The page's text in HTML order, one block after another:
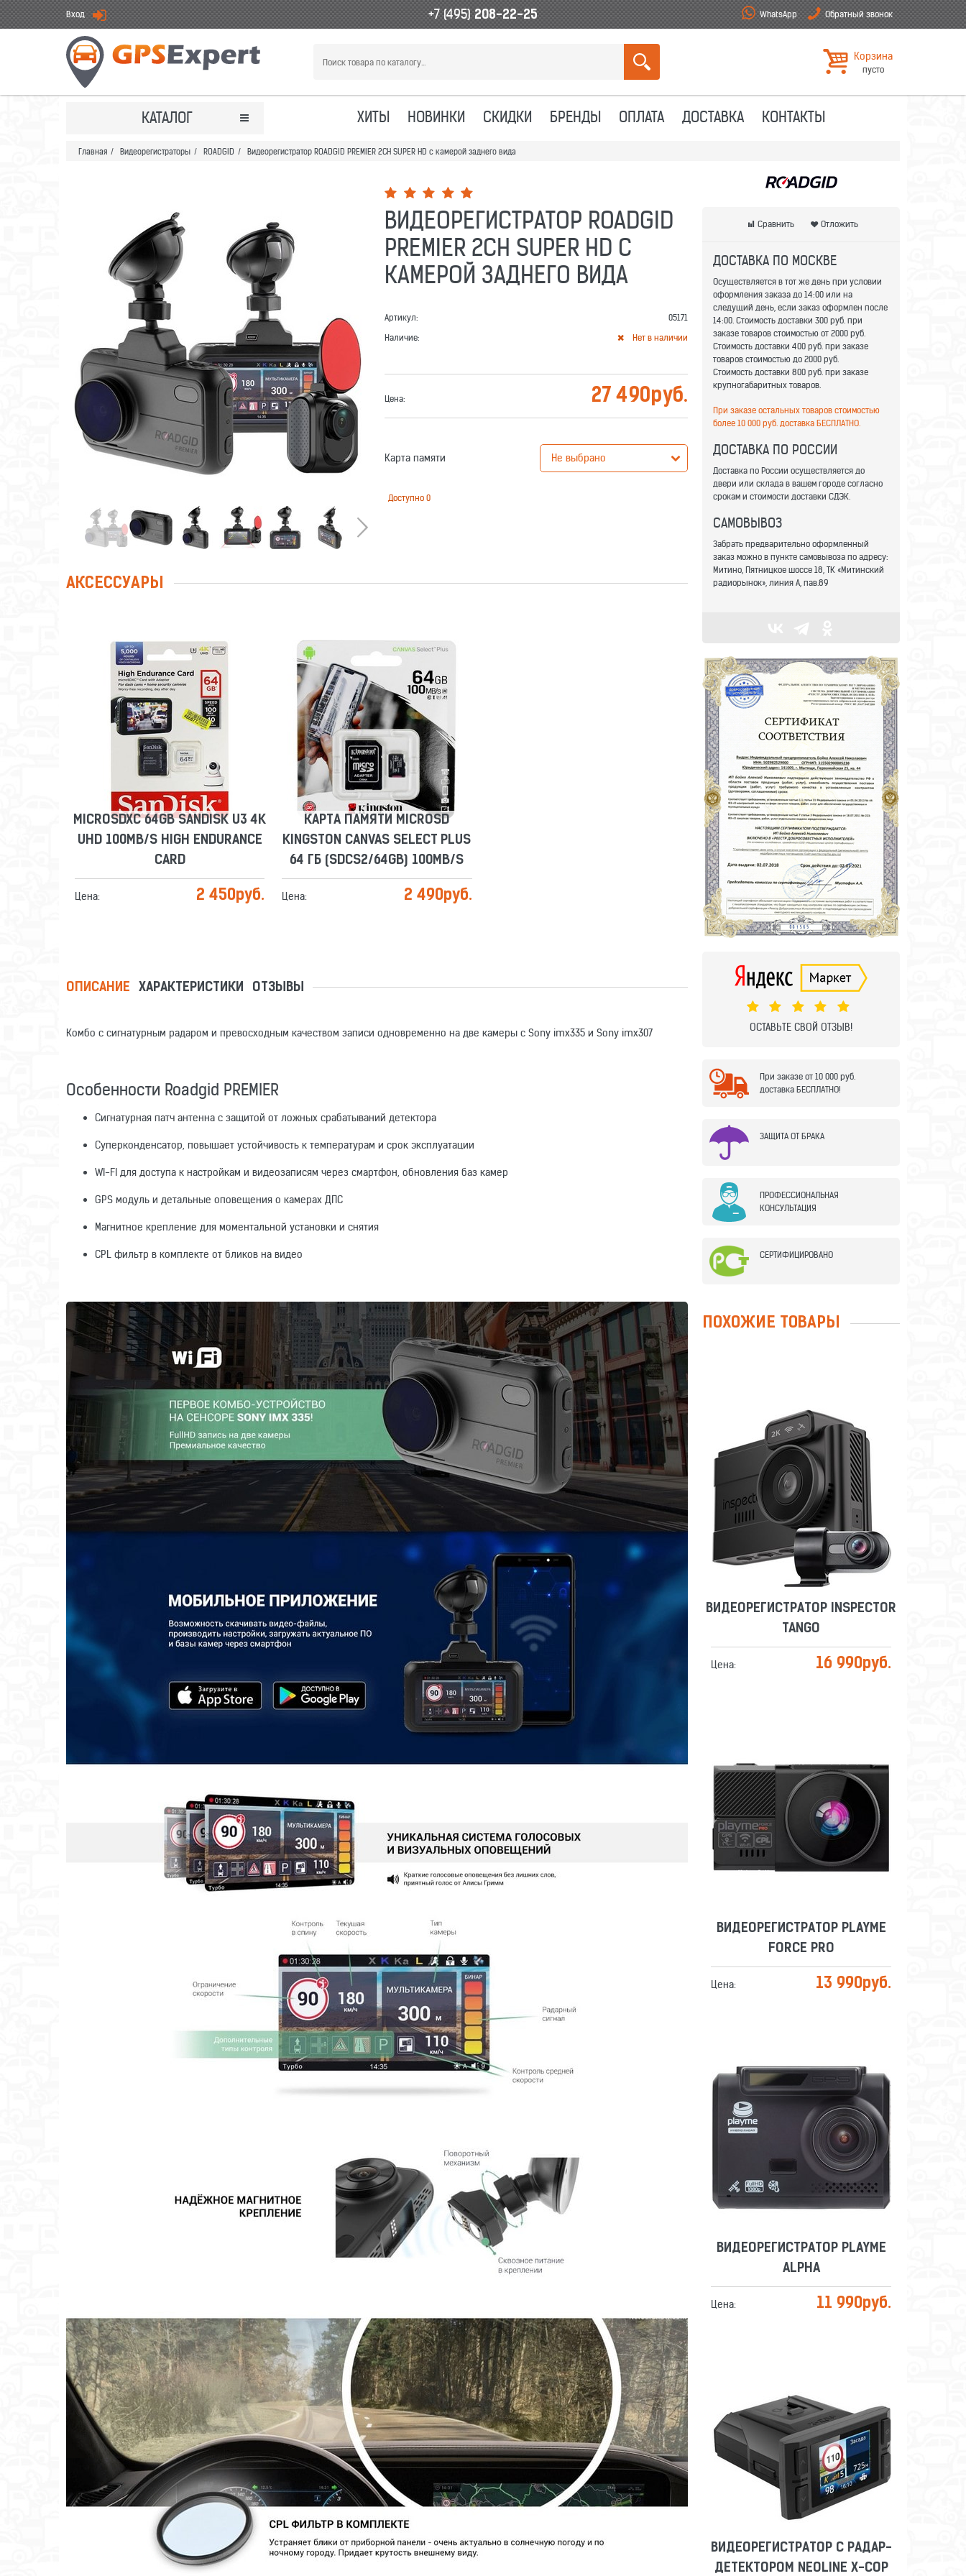
Вход +7 (495)208-22-25 WhatsApp Обратный звонок
Корзина
пусто
КАТАЛОГ ХИТЫ НОВИНКИ СКИДКИ БРЕНДЫ ОПЛАТА ДОСТАВКА КОНТАКТЫ
Главная / Видеорегистраторы / ROADGID / Видеорегистратор ROADGID PREMIER 2CH SUPER HD с камерой заднего вида
ВИДЕОРЕГИСТРАТОР ROADGID
PREMIER 2CH SUPER HD С
КАМЕРОЙ ЗАДНЕГО ВИДА
Артикул:
05171
Наличие:
Нет в наличии
Цена: 27 490 руб.
Карта памяти
Доступно 0
АКСЕССУАРЫ
MICROSDXC 64GB SANDISK U3 4K
UHD 100MB/S HIGH ENDURANCE
CARD
Сравнить Отложить
MICROSDXC 64GB SANDISK U3 4K
UHD 100MB/S HIGH ENDURANCE
CARD
Цена: 2 450руб.
КАРТА ПАМЯТИ MICROSD
KINGSTON CANVAS SELECT PLUS
64 ГБ (SDCS2/64GB) 100MB/S
Сравнить Отложить
КАРТА ПАМЯТИ MICROSD
KINGSTON CANVAS SELECT PLUS
64 ГБ (SDCS2/64GB) 100MB/S
Цена: 2 490руб.
ОПИСАНИЕ ХАРАКТЕРИСТИКИ ОТЗЫВЫ
Комбо с сигнатурным радаром и превосходным качеством записи одновременно на две камеры с Sony imx335 и Sony imx307
Особенности Roadgid PREMIER
Сигнатурная патч антенна с защитой от ложных срабатываний детектора
Суперконденсатор, повышает устойчивость к температурам и срок эксплуатации
WI-FI для доступа к настройкам и видеозаписям через смартфон, обновления баз камер
GPS модуль и детальные оповещения о камерах ДПС
Магнитное крепление для моментальной установки и снятия
CPL фильтр в комплекте от бликов на видео
Сравнить Отложить
ДОСТАВКА ПО МОСКВЕ
Осуществляется в тот же день при условии
оформления заказа до 14:00 или на
следущий день, если заказ оформлен после
14:00. Стоимость доставки 300 руб. при
заказе товаров стоимостью от 2000 руб.
Стоимость доставки 400 руб. при заказе
товаров стоимостью до 2000 руб.
Стоимость доставки 800 руб. при заказе
крупногабаритных товаров.
При заказе остальных товаров стоимостью
более 10 000 руб. доставка БЕСПЛАТНО.
ДОСТАВКА ПО РОССИИ
Доставка по России осуществляется до
двери или склада в вашем городе согласно
срокам и стоимости доставки СДЭК.
САМОВЫВОЗ
Забрать предварительно оформленный
заказ можно в пункте самовывоза по адресу:
Митино, Пятницкое шоссе 18, ТК «Митинский
радиорынок», линия А, пав.89
ОСТАВЬТЕ СВОЙ ОТЗЫВ!
При заказе от 10 000 руб.
доставка БЕСПЛАТНО!
ЗАЩИТА ОТ БРАКА
ПРОФЕССИОНАЛЬНАЯ
КОНСУЛЬТАЦИЯ
СЕРТИФИЦИРОВАНО
ПОХОЖИЕ ТОВАРЫ
ВИДЕОРЕГИСТРАТОР INSPECTOR
TANGO
Сравнить Отложить
ВИДЕОРЕГИСТРАТОР INSPECTOR
TANGO
Цена: 16 990руб.
ВИДЕОРЕГИСТРАТОР PLAYME
FORCE PRO
Сравнить Отложить
ВИДЕОРЕГИСТРАТОР PLAYME
FORCE PRO
Цена: 13 990руб.
ВИДЕОРЕГИСТРАТОР PLAYME
ALPHA
Сравнить Отложить
ВИДЕОРЕГИСТРАТОР PLAYME
ALPHA
Цена: 11 990руб.
ДЕТЕКТОРОМ NEOLINE X-COP
9100C
Сравнить Отложить
ВИДЕОРЕГИСТРАТОР С РАДАР-
ДЕТЕКТОРОМ NEOLINE X-COP